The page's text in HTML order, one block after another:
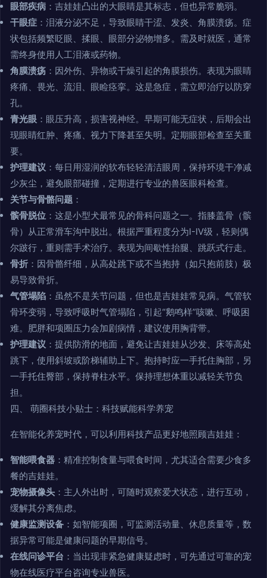
眼部疾病 ：吉娃娃凸出的大眼睛是其标志，但也异常脆弱。
干眼症 ：泪液分泌不足，导致眼睛干涩、发炎、角膜溃疡。症
状包括频繁眨眼、揉眼、眼部分泌物增多。需及时就医，通常
需终身使用人工泪液或药物。
角膜溃疡 ：因外伤、异物或干燥引起的角膜损伤。表现为眼睛
疼痛、畏光、流泪、眼睑痉挛。这是急症，需立即治疗以防穿
孔。
青光眼 ：眼压升高，损害视神经。早期可能无症状，后期会出
现眼睛红肿、疼痛、视力下降甚至失明。定期眼部检查至关重
要。
护理建议 ：每日用湿润的软布轻轻清洁眼周，保持环境干净减
少灰尘，避免眼部碰撞，定期进行专业的兽医眼科检查。
关节与骨骼问题 ：
髌骨脱位 ：这是小型犬最常见的骨科问题之一。指膝盖骨（髌
骨）从正常滑车沟中脱出。根据严重程度分为I-IV级，轻则偶
尔跛行，重则需手术治疗。表现为间歇性抬腿、跳跃式行走。
骨折 ：因骨骼纤细，从高处跳下或不当抱持（如只抱前肢）极
易导致骨折。
气管塌陷 ：虽然不是关节问题，但也是吉娃娃常见病。气管软
骨环变弱，导致呼吸时气管塌陷，引起“鹅鸣样”咳嗽、呼吸困
难。肥胖和项圈压力会加剧病情，建议使用胸背带。
护理建议 ：提供防滑的地面，避免让吉娃娃从沙发、床等高处
跳下，使用斜坡或阶梯辅助上下。抱持时应一手托住胸部，另
一手托住臀部，保持脊柱水平。保持理想体重以减轻关节负
担。
四、 萌圈科技小贴士：科技赋能科学养宠
在智能化养宠时代，可以利用科技产品更好地照顾吉娃娃：
智能喂食器 ：精准控制食量与喂食时间，尤其适合需要少食多
餐的吉娃娃。
宠物摄像头 ：主人外出时，可随时观察爱犬状态，进行互动，
缓解其分离焦虑。
健康监测设备 ：如智能项圈，可监测活动量、休息质量等，数
据异常可能是健康问题的早期信号。
在线问诊平台 ：当出现非紧急健康疑虑时，可先通过可靠的宠
物在线医疗平台咨询专业兽医。